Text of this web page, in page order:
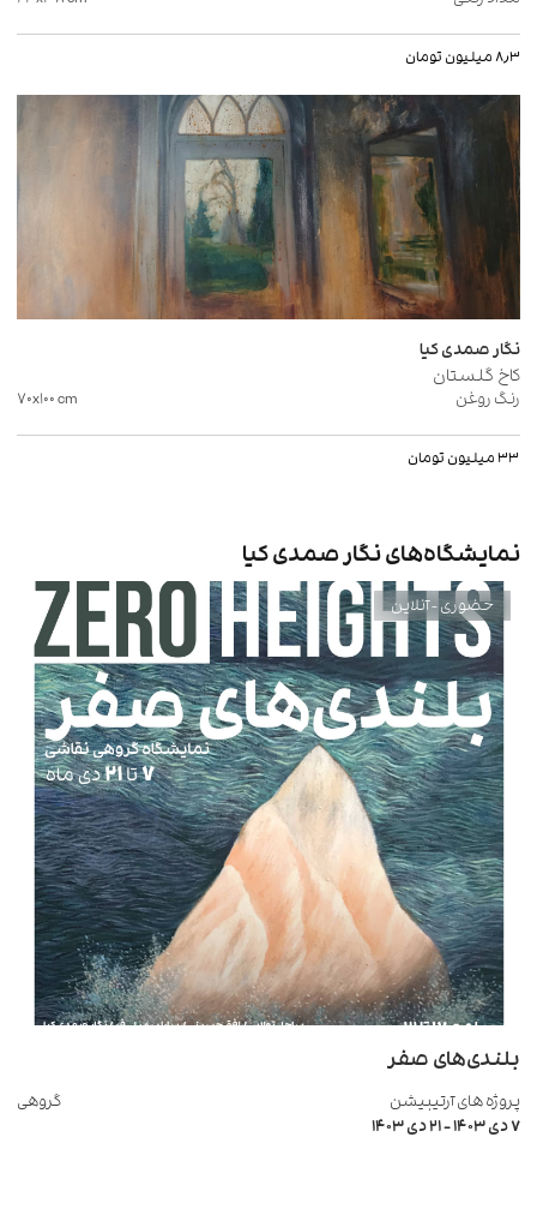
۸٫۳ میلیون تومان
نگار صمدی کیا
کاخ گلستان
رنگ روغن ۷۰x۱۰۰cm
۳۳ میلیون تومان
نمایشگاه‌های نگار صمدی کیا
حضوری - آنلاین
بلندی‌های صفر
پروژه های آرتیبیشن
گروهی
۷ دی ۱۴۰۳
-۲۱ دی ۱۴۰۳